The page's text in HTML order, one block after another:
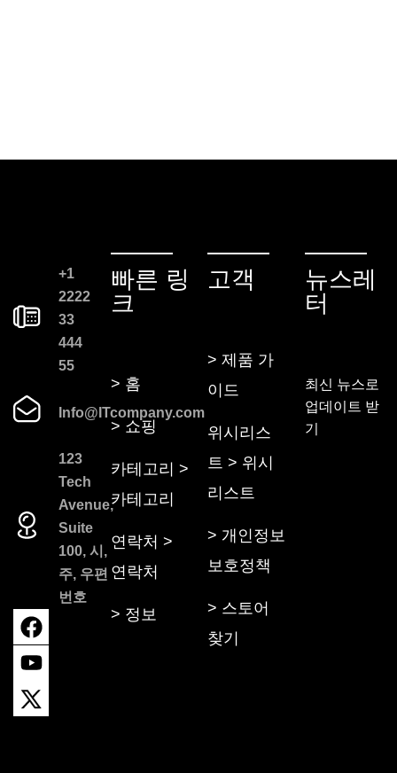
+1
2222
33
444
55
Info@ITcompany.com
123
Tech
Avenue,
Suite
100, 시,
주, 우편
번호
빠른 링
크
> 홈
> 쇼핑
카테고리 >
카테고리
연락처 >
연락처
> 정보
고객
> 제품 가
이드
위시리스
트 > 위시
리스트
> 개인정보
보호정책
> 스토어
찾기
뉴스레
터
최신 뉴스로
업데이트 받
기